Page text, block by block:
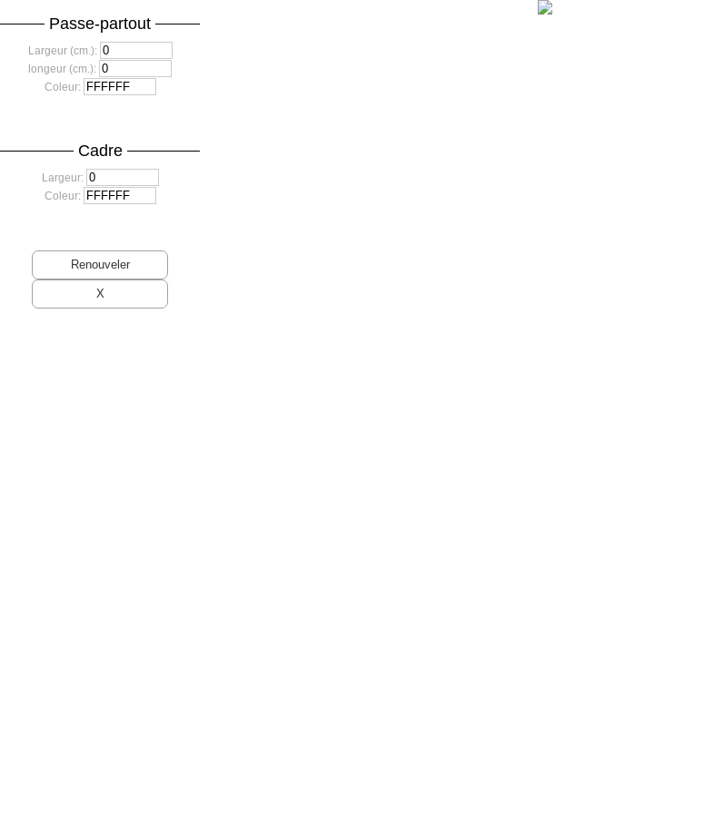
Passe-partout
Largeur (cm.):
longeur (cm.):
Coleur:
Cadre
Largeur:
Coleur: